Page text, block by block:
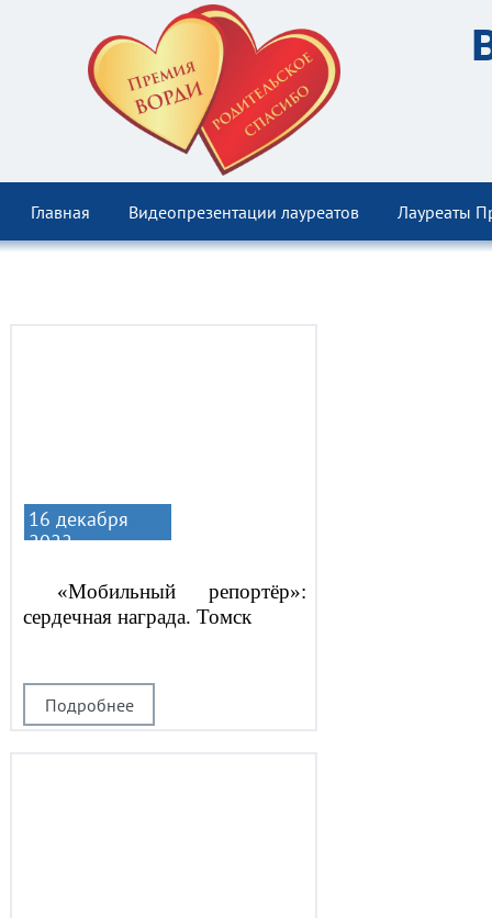
Главная Видеопрезентации лауреатов Лауреаты
Подробнее
«Мобильный репортёр»:
сердечная награда. Томск
16 декабря
2022